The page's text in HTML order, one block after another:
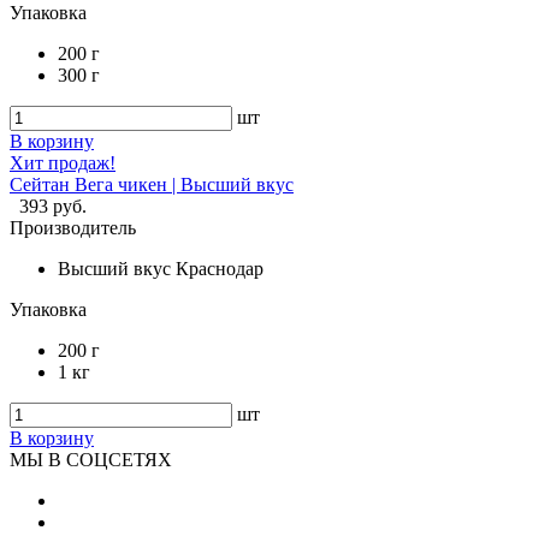
Упаковка
200 г
300 г
шт
В корзину
Хит продаж!
Сейтан Вега чикен | Высший вкус
393 руб.
Производитель
Высший вкус Краснодар
Упаковка
200 г
1 кг
шт
В корзину
МЫ В СОЦСЕТЯХ